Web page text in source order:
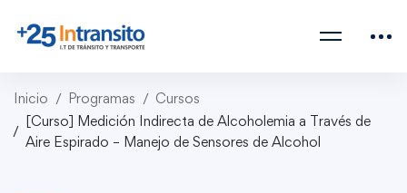
Inicio Programas
Cursos
[Curso] Medición Indirecta de Alcoholemia a Través de
Aire Espirado – Manejo de Sensores de Alcohol